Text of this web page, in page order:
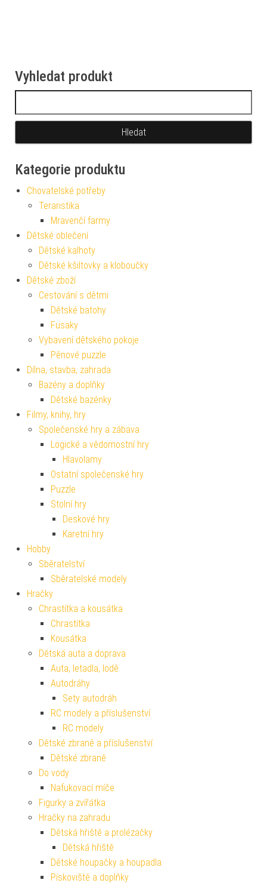
Vyhledat produkt
Kategorie produktu
Chovatelské potřeby
Teraristika
Mravenčí farmy
Dětské oblečení
Dětské kalhoty
Dětské kšiltovky a kloboučky
Dětské zboží
Cestování s dětmi
Dětské batohy
Fusaky
Vybavení dětského pokoje
Pěnové puzzle
Dílna, stavba, zahrada
Bazény a doplňky
Dětské bazénky
Filmy, knihy, hry
Společenské hry a zábava
Logické a vědomostní hry
Hlavolamy
Ostatní společenské hry
Puzzle
Stolní hry
Deskové hry
Karetní hry
Hobby
Sběratelství
Sběratelské modely
Hračky
Chrastítka a kousátka
Chrastítka
Kousátka
Dětská auta a doprava
Auta, letadla, lodě
Autodráhy
Sety autodráh
RC modely a příslušenství
RC modely
Dětské zbraně a příslušenství
Dětské zbraně
Do vody
Nafukovací míče
Figurky a zvířátka
Hračky na zahradu
Dětská hřiště a prolézačky
Dětská hřiště
Dětské houpačky a houpadla
Pískoviště a doplňky